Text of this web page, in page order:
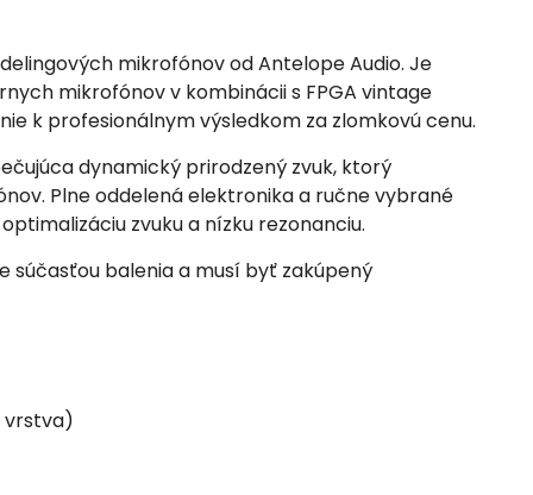
mikrofónov od Antelope Audio. Je
mikrofónov v kombinácii s FPGA vintage
k profesionálnym výsledkom za zlomkovú cenu.
dynamický prirodzený zvuk, ktorý
Plne oddelená elektronika a ručne vybrané
zvuku a nízku rezonanciu.
súčasťou balenia a musí byť zakúpený
vrstva)